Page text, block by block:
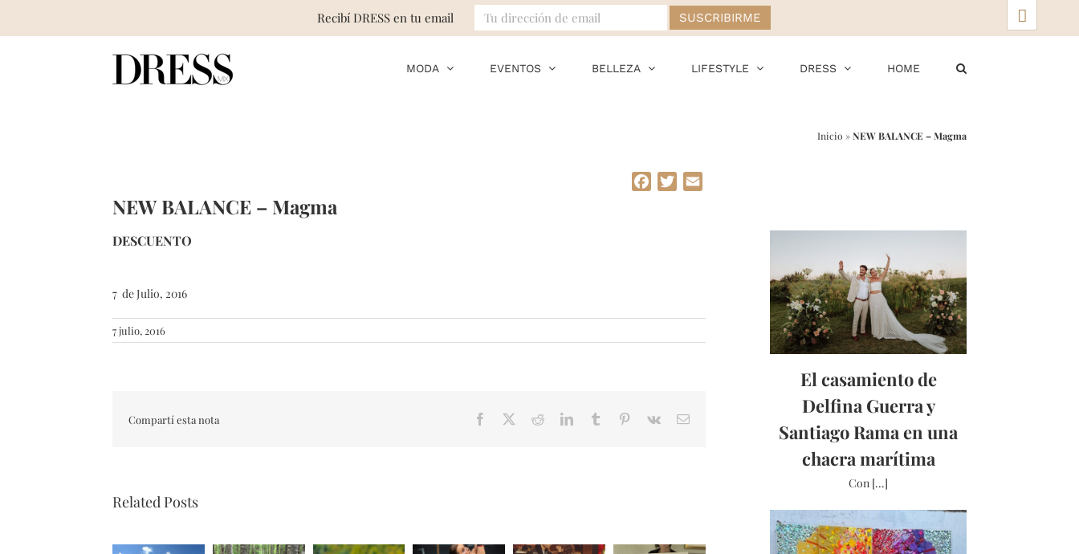
MODA EVENTOS BELLEZA LIFESTYLE DRESS HOME
Inicio »NEW BALANCE – Magma
Facebook
Twitter
NEW BALANCE – Magma
DESCUENTO
7 de Julio, 2016
7 julio, 2016
Compartí esta nota Facebook RedditLinkedInTumblr Pinterest
Vk Email
Related Posts
El casamiento de
Delfina Guerra y
Santiago Rama en una
chacra marítima
Con [...]
Recibí DRESS en tu email